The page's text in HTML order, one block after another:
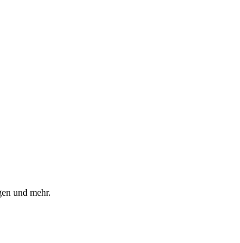
und mehr.